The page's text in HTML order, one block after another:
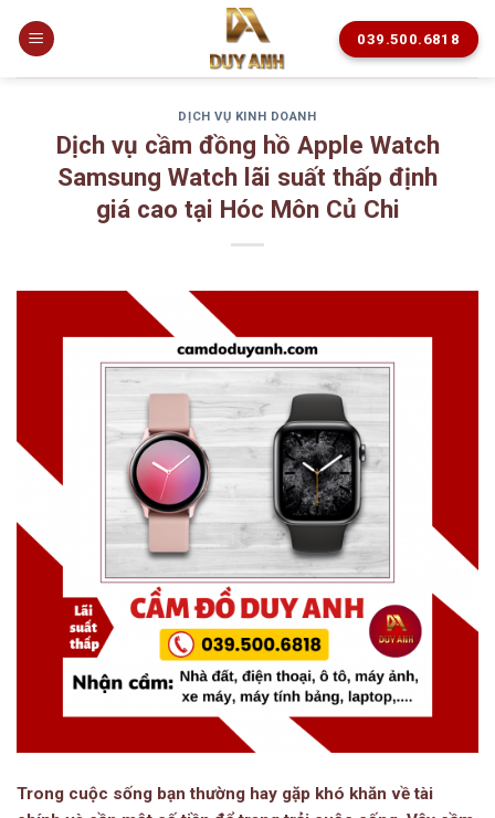
039.500.6818
DỊCH VỤ KINH DOANH
Dịch vụ cầm đồng hồ Apple Watch
Samsung Watch lãi suất thấp định
giá cao tại Hóc Môn Củ Chi
Trong cuộc sống bạn thường hay gặp khó khăn về tài